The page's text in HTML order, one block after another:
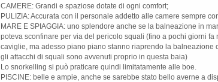
CAMERE: Grandi e spaziose dotate di ogni comfort;
PULIZIA: Accurata con il personale addetto alle camere sempre
MARE E SPIAGGIA: uno splendore anche se la balneazione in
poteva sconfinare per via del pericolo squali (fino a pochi giorni
caviglie, ma adesso piano piano stanno riaprendo la balneazione
gli attacchi di squali sono avvenuti proprio in questa baia)
Lo snorkelling si può praticare quindi limitatamente alle boe.
PISCINE: belle e ampie, anche se sarebbe stato bello averne a